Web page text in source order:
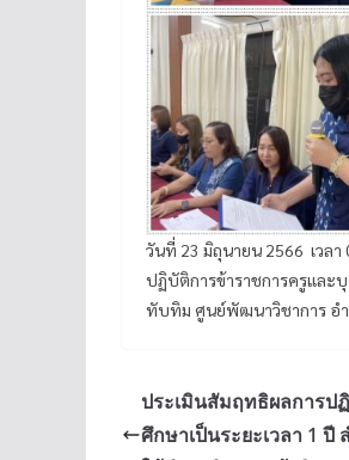
วันที่ 23 มิถุนายน 2566 เวลา
ปฏิบัติการข้าราชการครูและ
ทับทิม ศูนย์พัฒนาวิชาการ อำ
ประเมินสัมฤทธิผลการ
ศึกษาเป็นระยะเวลา 1 ปี